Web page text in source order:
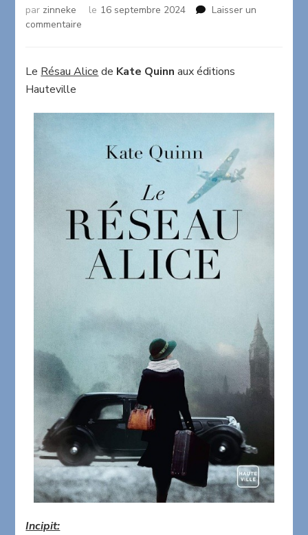
par zinneke le 16 septembre 2024
Laisser un
commentaire
Alice
Quinn
Le Résau Alice de Kate Quinn aux éditions
Hauteville
Incipit: